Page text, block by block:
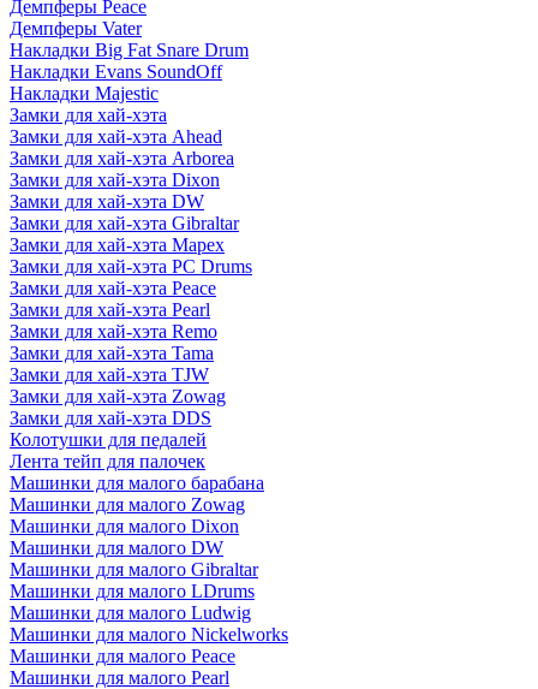
Демпферы Peace
Демпферы Vater
Накладки Big Fat Snare Drum
Накладки Evans SoundOff
Накладки Majestic
Замки для хай-хэта
Замки для хай-хэта Ahead
Замки для хай-хэта Arborea
Замки для хай-хэта Dixon
Замки для хай-хэта DW
Замки для хай-хэта Gibraltar
Замки для хай-хэта Mapex
Замки для хай-хэта PC Drums
Замки для хай-хэта Peace
Замки для хай-хэта Pearl
Замки для хай-хэта Remo
Замки для хай-хэта Tama
Замки для хай-хэта TJW
Замки для хай-хэта Zowag
Замки для хай-хэта DDS
Колотушки для педалей
Лента тейп для палочек
Машинки для малого барабана
Машинки для малого Zowag
Машинки для малого Dixon
Машинки для малого DW
Машинки для малого Gibraltar
Машинки для малого LDrums
Машинки для малого Ludwig
Машинки для малого Nickelworks
Машинки для малого Peace
Машинки для малого Pearl